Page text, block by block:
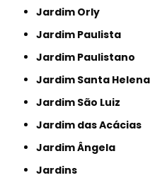
Jardim Orly
Jardim Paulista
Jardim Paulistano
Jardim Santa Helena
Jardim São Luiz
Jardim das Acácias
Jardim Ângela
Jardins